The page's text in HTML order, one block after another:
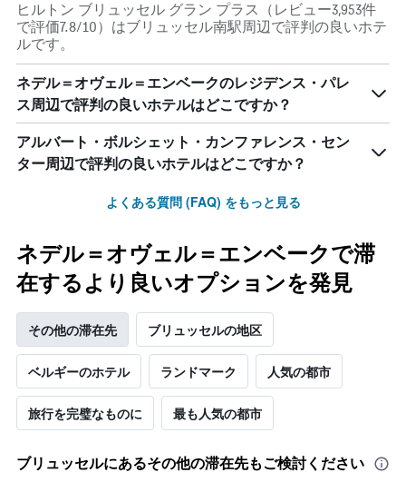
ヒルトン ブリュッセル グラン プラス（レビュー3,953件
で評価7.8/10）はブリュッセル南駅周辺で評判の良いホテ
ルです。
ネデル＝オヴェル＝エンベークのレジデンス・パレ
ス周辺で評判の良いホテルはどこですか？
アルバート・ボルシェット・カンファレンス・セン
ター周辺で評判の良いホテルはどこですか？
よくある質問 (FAQ) をもっと見る
ネデル＝オヴェル＝エンベークで滞
在するより良いオプションを発見
その他の滞在先 ブリュッセルの地区
ベルギーのホテル ランドマーク 人気の都市
旅行を完璧なものに 最も人気の都市
ブリュッセル​にあるその他の滞在先もご検討ください